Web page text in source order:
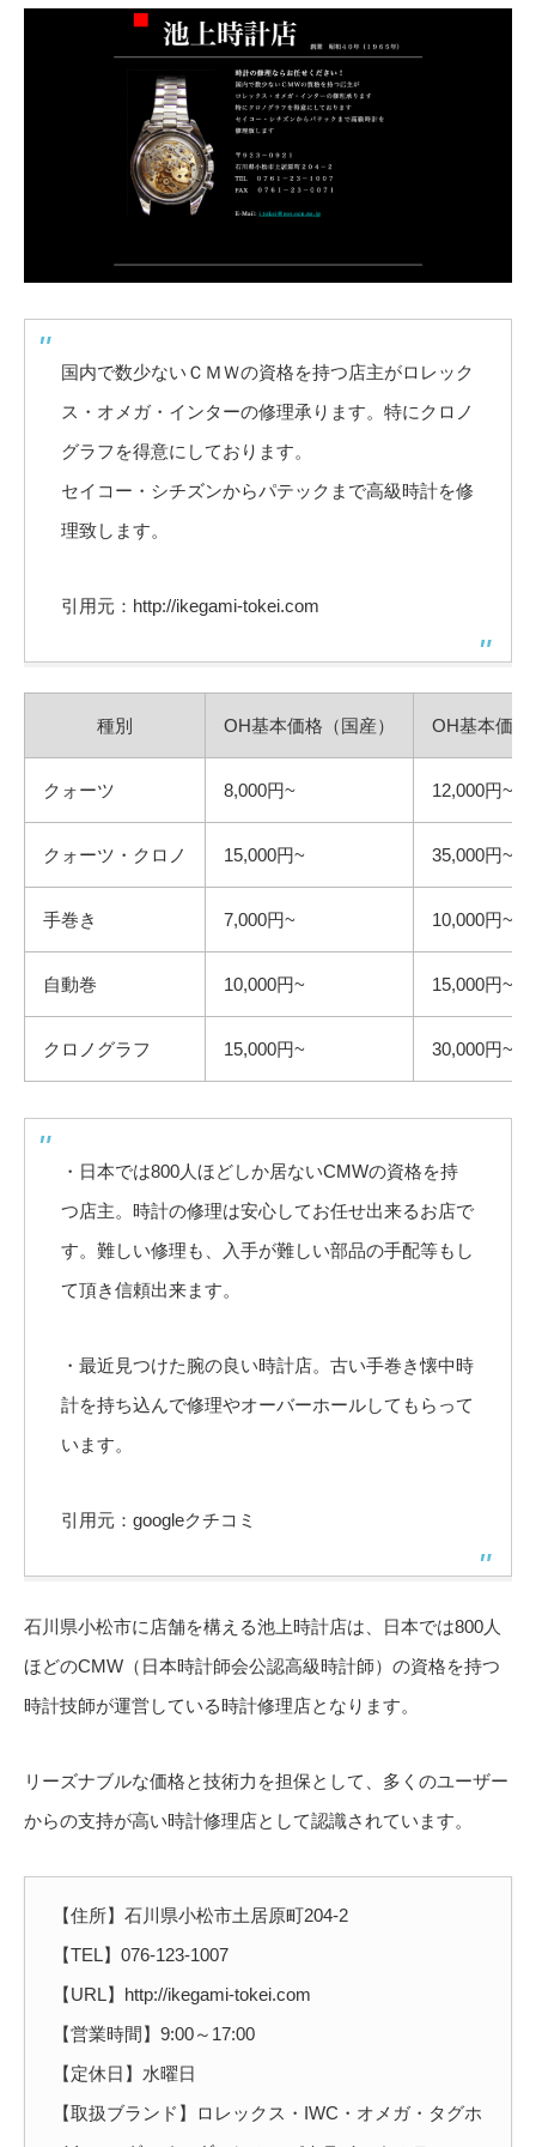
国内で数少ないＣＭＷの資格を持つ店主がロレック
ス・オメガ・インターの修理承ります。特にクロノ
グラフを得意にしております。
セイコー・シチズンからパテックまで高級時計を修
理致します。
引用元：http://ikegami-tokei.com
種別 OH基本価格（国産） OH基本価格
クォーツ 8,000円~ 12,000円~
クォーツ・クロノ 15,000円~ 35,000円~
手巻き 7,000円~ 10,000円~
自動巻 10,000円~ 15,000円~
クロノグラフ 15,000円~ 30,000円~
・日本では800人ほどしか居ないCMWの資格を持
つ店主。時計の修理は安心してお任せ出来るお店で
す。難しい修理も、入手が難しい部品の手配等もし
て頂き信頼出来ます。
・最近見つけた腕の良い時計店。古い手巻き懐中時
計を持ち込んで修理やオーバーホールしてもらって
います。
引用元：googleクチコミ
石川県小松市に店舗を構える池上時計店は、日本では800人
ほどのCMW（日本時計師会公認高級時計師）の資格を持つ
時計技師が運営している時計修理店となります。
リーズナブルな価格と技術力を担保として、多くのユーザー
からの支持が高い時計修理店として認識されています。
【住所】石川県小松市土居原町204-2
【TEL】076-123-1007
【URL】http://ikegami-tokei.com
【営業時間】9:00～17:00
【定休日】水曜日
【取扱ブランド】ロレックス・IWC・オメガ・タグホ